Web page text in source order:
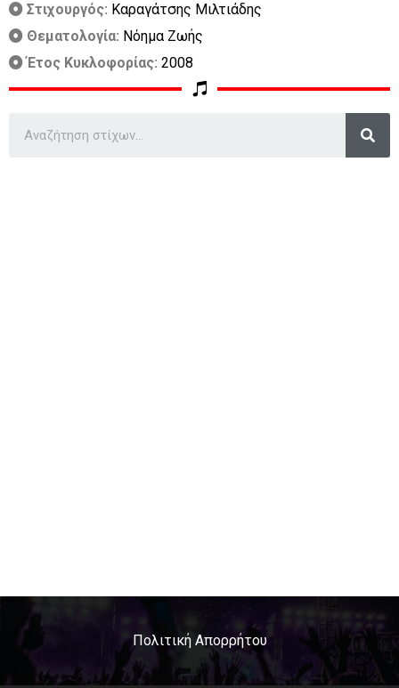
Στιχουργός: Καραγάτσης Μιλτιάδης
Θεματολογία: Νόημα Ζωής
Έτος Κυκλοφορίας: 2008
Πολιτική Απορρήτου